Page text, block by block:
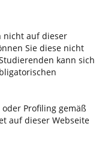
nicht auf dieser
Sie diese nicht
kann sich
Profiling gemäß
auf dieser Webseite